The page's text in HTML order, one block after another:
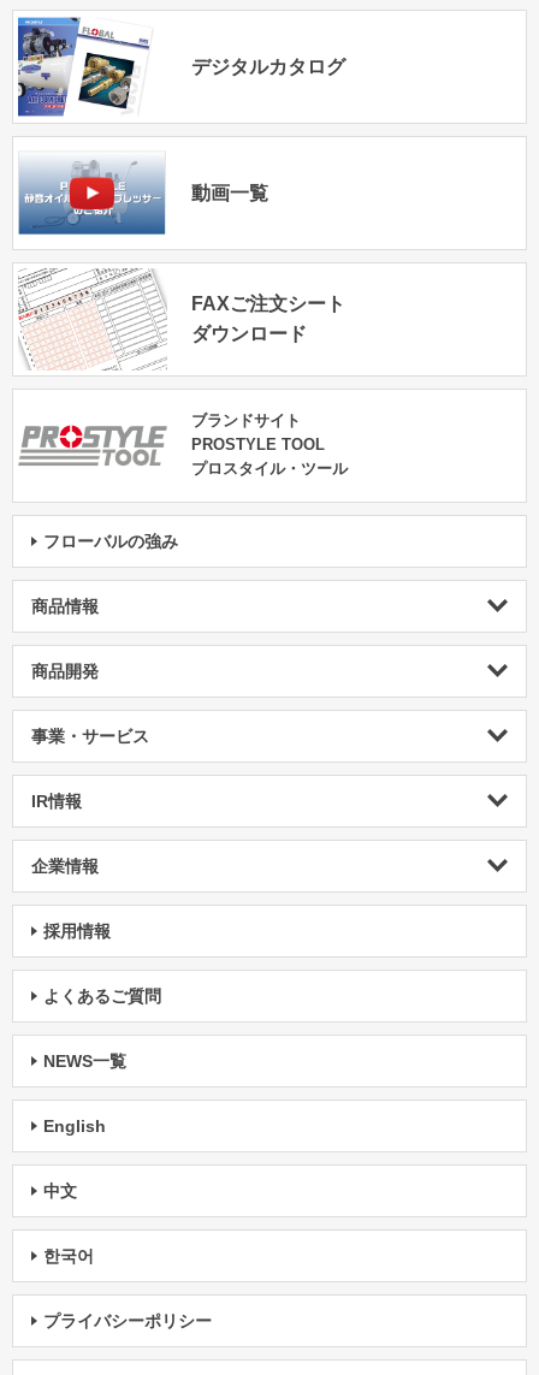
デジタルカタログ
動画一覧
FAXご注文シート
ダウンロード
ブランドサイト
PROSTYLE TOOL
プロスタイル・ツール
フローバルの強み
商品情報
商品開発
事業・サービス
IR情報
企業情報
採用情報
よくあるご質問
NEWS一覧
English
中文
한국어
プライバシーポリシー